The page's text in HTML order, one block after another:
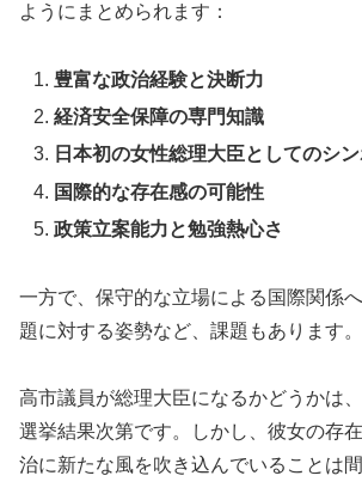
ようにまとめられます：
豊富な政治経験と決断力
経済安全保障の専門知識
日本初の女性総理大臣としてのシ
国際的な存在感の可能性
政策立案能力と勉強熱心さ
一方で、保守的な立場による国際関係
題に対する姿勢など、課題もあります。
高市議員が総理大臣になるかどうかは
選挙結果次第です。しかし、彼女の存
治に新たな風を吹き込んでいることは